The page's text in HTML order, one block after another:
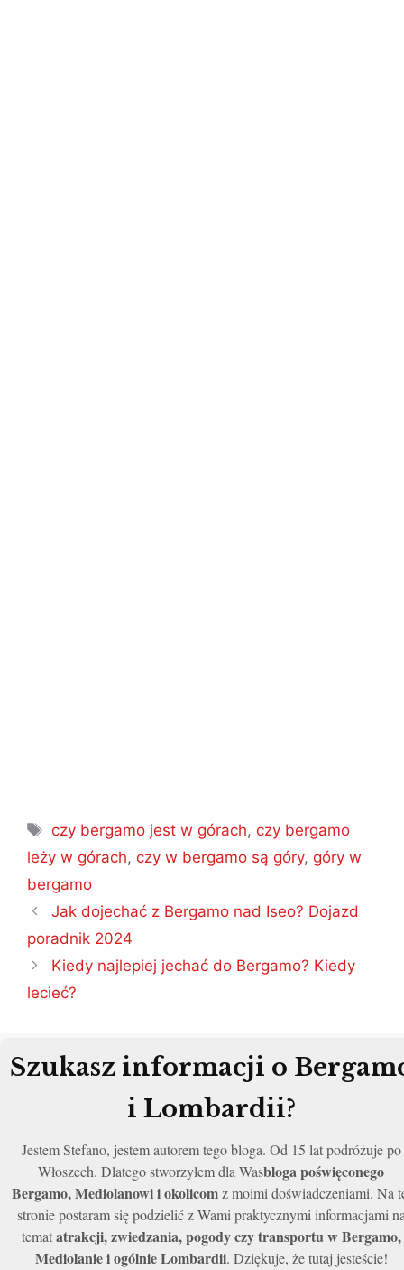
Tagi
czy bergamo jest w górach, czy bergamo
leży w górach, czy w bergamo są góry, góry w
bergamo
Nawigacja
wpisu
Jak dojechać z Bergamo nad Iseo? Dojazd
poradnik 2024
Kiedy najlepiej jechać do Bergamo? Kiedy
lecieć?
Szukasz informacji o
i Lombardii?
Jestem Stefano, jestem autorem tego bloga. Od 15 lat podróżuje po
Włoszech. Dlatego stworzyłem dla Wasbloga poświęconego
Bergamo, Mediolanowi i okolicomz moimi doświadczeniami. Na
stronie postaram się podzielić z Wami praktycznymi informacjami
tematatrakcji, zwiedzania, pogody czy transportu w Bergamo,
Mediolanie i ogólnie Lombardii. Dziękuje, że tutaj jesteście!